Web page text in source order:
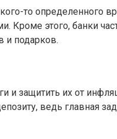
то определенного
этого, банки
и подарков.
и защитить их от
ведь главная